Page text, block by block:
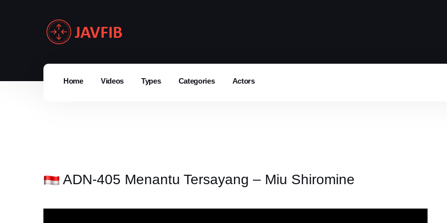
Home Videos Types Categories Actors
ADN-405 Menantu Tersayang – Miu Shiromine